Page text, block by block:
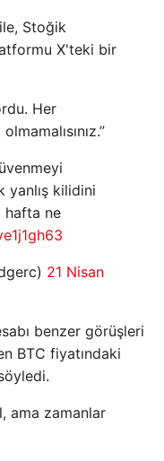
Stoğik
X'teki bir
Her
yanlış kilidini
hafta ne
21 Nisan
benzer görüşleri
BTC fiyatındaki
ama zamanlar